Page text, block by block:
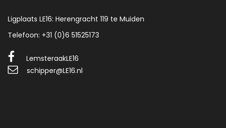
Ligplaats LE16: Herengracht 119 te Muiden
Telefoon: +31 (0)6 51525173
LemsteraakLE16
schipper@LE16.nl